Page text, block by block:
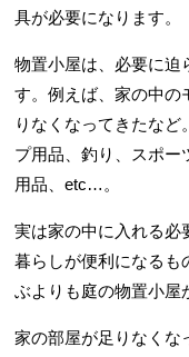
具が必要になります。
物置小屋は、必要に迫
す。例えば、家の中の
りなくなってきたな
プ用品、釣り、スポー
用品、etc…。
実は家の中に入れる必
暮らしが便利になるも
ぶよりも庭の物置小屋
家の部屋が足りなくな